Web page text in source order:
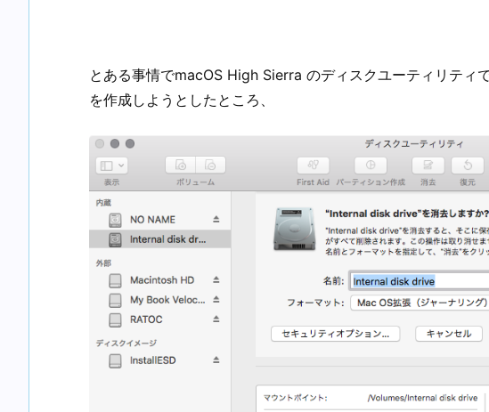
とある事情でmacOS High Sierra のディスクユーティリティ
を作成しようとしたところ、